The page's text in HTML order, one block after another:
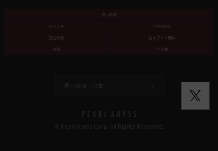
黒い砂漠
ジャンル
MMORPG
課金形態
基本プレイ無料
対象
全年齢
黒い砂漠 - 日本
© Pearl Abyss Corp. All Rights Reserved.